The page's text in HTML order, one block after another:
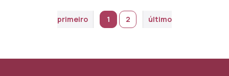
primeiro 1 2 último